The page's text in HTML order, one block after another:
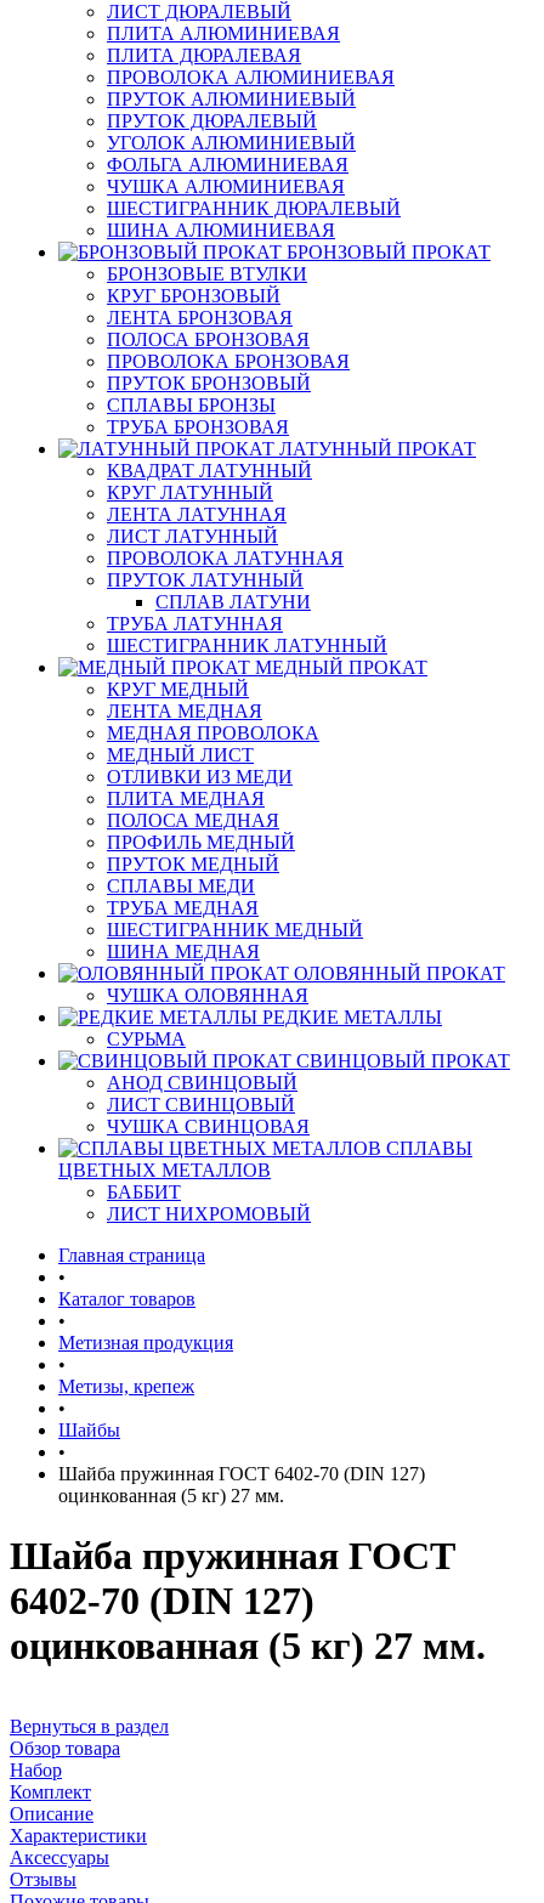
ЛИСТ ДЮРАЛЕВЫЙ
ПЛИТА АЛЮМИНИЕВАЯ
ПЛИТА ДЮРАЛЕВАЯ
ПРОВОЛОКА АЛЮМИНИЕВАЯ
ПРУТОК АЛЮМИНИЕВЫЙ
ПРУТОК ДЮРАЛЕВЫЙ
УГОЛОК АЛЮМИНИЕВЫЙ
ФОЛЬГА АЛЮМИНИЕВАЯ
ЧУШКА АЛЮМИНИЕВАЯ
ШЕСТИГРАННИК ДЮРАЛЕВЫЙ
ШИНА АЛЮМИНИЕВАЯ
БРОНЗОВЫЙ ПРОКАТ
БРОНЗОВЫЕ ВТУЛКИ
КРУГ БРОНЗОВЫЙ
ЛЕНТА БРОНЗОВАЯ
ПОЛОСА БРОНЗОВАЯ
ПРОВОЛОКА БРОНЗОВАЯ
ПРУТОК БРОНЗОВЫЙ
СПЛАВЫ БРОНЗЫ
ТРУБА БРОНЗОВАЯ
ЛАТУННЫЙ ПРОКАТ
КВАДРАТ ЛАТУННЫЙ
КРУГ ЛАТУННЫЙ
ЛЕНТА ЛАТУННАЯ
ЛИСТ ЛАТУННЫЙ
ПРОВОЛОКА ЛАТУННАЯ
ПРУТОК ЛАТУННЫЙ
СПЛАВ ЛАТУНИ
ТРУБА ЛАТУННАЯ
ШЕСТИГРАННИК ЛАТУННЫЙ
МЕДНЫЙ ПРОКАТ
КРУГ МЕДНЫЙ
ЛЕНТА МЕДНАЯ
МЕДНАЯ ПРОВОЛОКА
МЕДНЫЙ ЛИСТ
ОТЛИВКИ ИЗ МЕДИ
ПЛИТА МЕДНАЯ
ПОЛОСА МЕДНАЯ
ПРОФИЛЬ МЕДНЫЙ
ПРУТОК МЕДНЫЙ
СПЛАВЫ МЕДИ
ТРУБА МЕДНАЯ
ШЕСТИГРАННИК МЕДНЫЙ
ШИНА МЕДНАЯ
ОЛОВЯННЫЙ ПРОКАТ
ЧУШКА ОЛОВЯННАЯ
РЕДКИЕ МЕТАЛЛЫ
СУРЬМА
СВИНЦОВЫЙ ПРОКАТ
АНОД СВИНЦОВЫЙ
ЛИСТ СВИНЦОВЫЙ
ЧУШКА СВИНЦОВАЯ
СПЛАВЫ
ЦВЕТНЫХ МЕТАЛЛОВ
БАББИТ
ЛИСТ НИХРОМОВЫЙ
Главная страница
•
Каталог товаров
•
Метизная продукция
•
Метизы, крепеж
•
Шайбы
•
Шайба пружинная ГОСТ 6402-70 (DIN 127)
оцинкованная (5 кг) 27 мм.
Шайба пружинная ГОСТ
6402-70 (DIN 127)
оцинкованная (5 кг) 27 мм.
Вернуться в раздел
Обзор товара
Набор
Комплект
Описание
Характеристики
Аксессуары
Отзывы